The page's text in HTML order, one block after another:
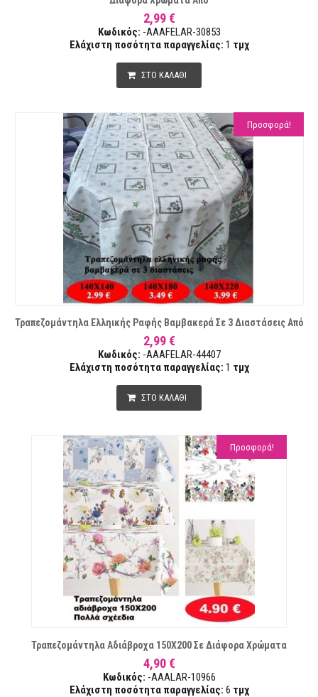
2,99 €
Κωδικός: -AAAFELAR-30853
Ελάχιστη ποσότητα παραγγελίας: 1 τμχ
ΣΤΟ ΚΑΛΑΘΙ
Προσφορά!
Τραπεζομάντηλα Ελληικής Ραφής Βαμβακερά Σε 3 Διαστάσεις Από
2,99 €
Κωδικός: -AAAFELAR-44407
Ελάχιστη ποσότητα παραγγελίας: 1 τμχ
ΣΤΟ ΚΑΛΑΘΙ
Προσφορά!
Τραπεζομάντηλα Αδιάβροχα 150Χ200 Σε Διάφορα Χρώματα
4,90 €
Κωδικός: -AAALAR-10966
Ελάχιστη ποσότητα παραγγελίας: 6 τμχ